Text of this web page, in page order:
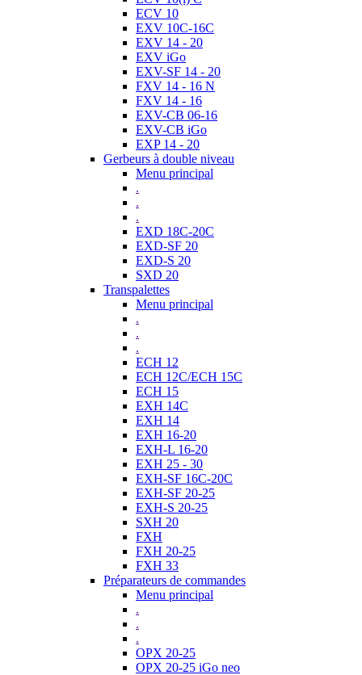
ECV 10
EXV 10C-16C
EXV 14 - 20
EXV iGo
EXV-SF 14 - 20
FXV 14 - 16 N
FXV 14 - 16
EXV-CB 06-16
EXV-CB iGo
EXP 14 - 20
Gerbeurs à double niveau
Menu principal
.
.
.
EXD 18C-20C
EXD-SF 20
EXD-S 20
SXD 20
Transpalettes
Menu principal
.
.
.
ECH 12
ECH 12C/ECH 15C
ECH 15
EXH 14C
EXH 14
EXH 16-20
EXH-L 16-20
EXH 25 - 30
EXH-SF 16C-20C
EXH-SF 20-25
EXH-S 20-25
SXH 20
FXH
FXH 20-25
FXH 33
Préparateurs de commandes
Menu principal
.
.
.
OPX 20-25
OPX 20-25 iGo neo